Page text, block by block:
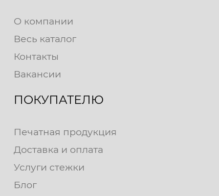
О компании
Весь каталог
Контакты
Вакансии
ПОКУПАТЕЛЮ
Печатная продукция
Доставка и оплата
Услуги стежки
Блог